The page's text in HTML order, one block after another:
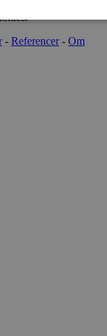
- Referencer- Om